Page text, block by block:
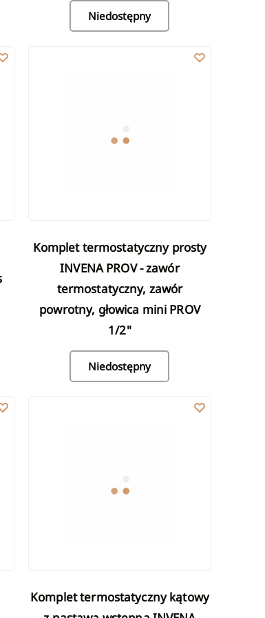
Niedostępny
głowica plus PROV 1/2"
M30X1,5"
Komplet termostatyczny prosty INVENA PROV -
Komplet termostatyczny prosty
INVENA PROV - zawór
termostatyczny, zawór
powrotny, głowica mini PROV
1/2"
Niedostępny
głowica mini PROV 1/2"
M30X1,5"
Komplet termostatyczny kątowy z nastawą
Komplet termostatyczny kątowy